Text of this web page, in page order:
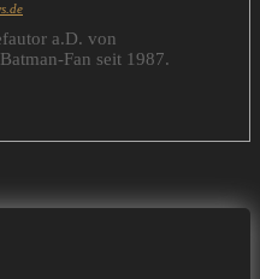
a.D. von
Fan seit 1987.